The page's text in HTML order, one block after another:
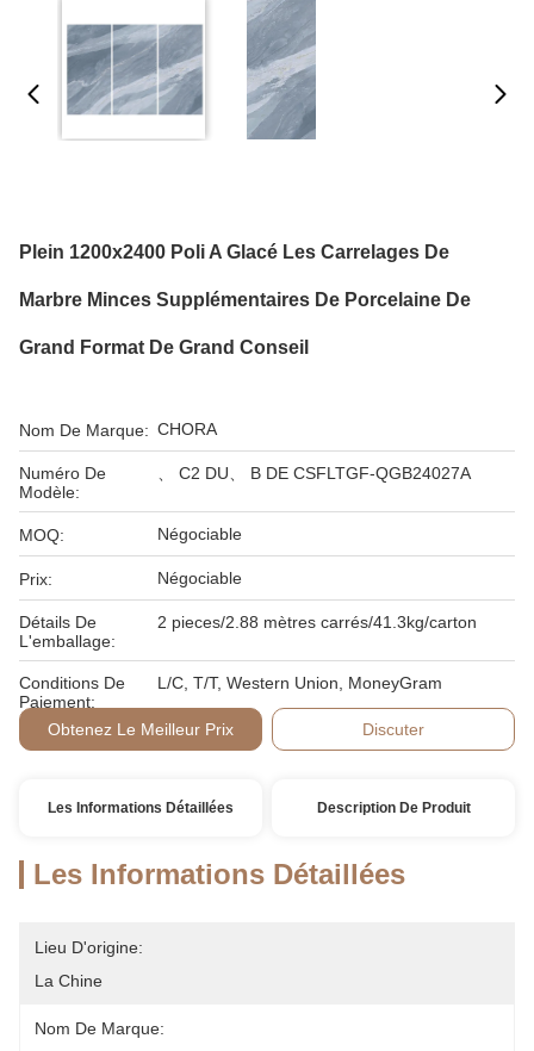
Plein 1200x2400 Poli A Glacé Les Carrelages De
Marbre Minces Supplémentaires De Porcelaine De
Grand Format De Grand Conseil
Nom De Marque: CHORA
Numéro De
Modèle:
、 C2 DU、 B DE CSFLTGF-QGB24027A
MOQ: Négociable
Prix: Négociable
Détails De
L'emballage:
2 pieces/2.88 mètres carrés/41.3kg/carton
Conditions De
Paiement:
L/C, T/T, Western Union, MoneyGram
Obtenez Le Meilleur Prix Discuter
Les Informations Détaillées Description De Produit
Les Informations Détaillées
Lieu D'origine:
La Chine
Nom De Marque: